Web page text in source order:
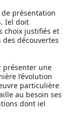
présentation
Iel doit
choix justifiés et
découvertes
présenter une
l’évolution
particulière
au besoin ses
dont iel